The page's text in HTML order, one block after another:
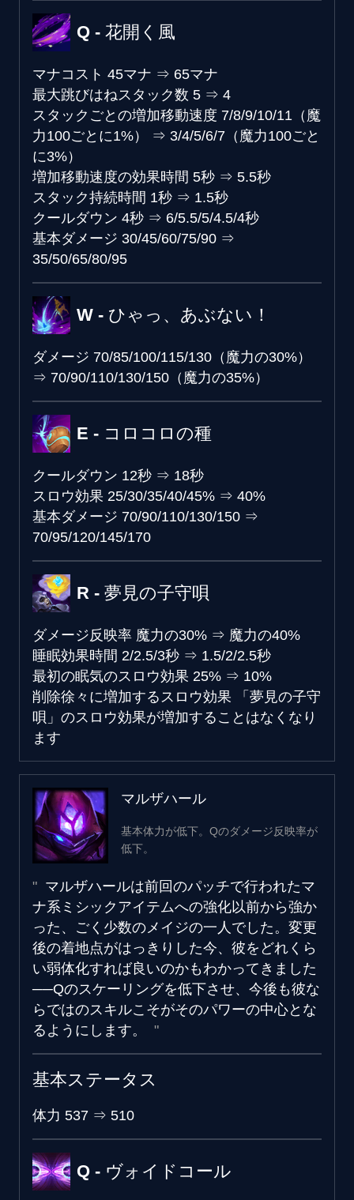
Q - 花開く風
マナコスト 45マナ ⇒ 65マナ
最大跳びはねスタック数 5 ⇒ 4
スタックごとの増加移動速度 7/8/9/10/11（魔
力100ごとに1%）
⇒ 3/4/5/6/7（魔力100ごと
に3%）
増加移動速度の効果時間 5秒 ⇒ 5.5秒
スタック持続時間 1秒 ⇒ 1.5秒
クールダウン 4秒 ⇒ 6/5.5/5/4.5/4秒
基本ダメージ 30/45/60/75/90 ⇒
35/50/65/80/95
W - ひゃっ、あぶない！
ダメージ 70/85/100/115/130（魔力の30%）
⇒ 70/90/110/130/150（魔力の35%）
E - コロコロの種
クールダウン 12秒 ⇒ 18秒
スロウ効果 25/30/35/40/45% ⇒ 40%
基本ダメージ 70/90/110/130/150 ⇒
70/95/120/145/170
R - 夢見の子守唄
ダメージ反映率 魔力の30% ⇒ 魔力の40%
睡眠効果時間 2/2.5/3秒 ⇒ 1.5/2/2.5秒
最初の眠気のスロウ効果 25% ⇒ 10%
削除徐々に増加するスロウ効果
「夢見の子守
唄」のスロウ効果が増加することはなくなり
ます
マルザハール
基本体力が低下。Qのダメージ反映率が
低下。
マルザハールは前回のパッチで行われたマ
ナ系ミシックアイテムへの強化以前から強か
った、ごく少数のメイジの一人でした。変更
後の着地点がはっきりした今、彼をどれくら
い弱体化すれば良いのかもわかってきました
──Qのスケーリングを低下させ、今後も彼な
らではのスキルこそがそのパワーの中心とな
るようにします。
基本ステータス
体力 537 ⇒ 510
Q - ヴォイドコール